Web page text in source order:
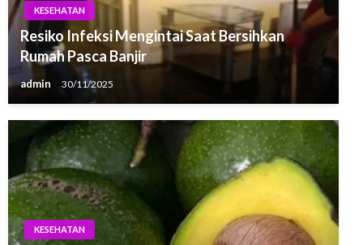
KESEHATAN
Resiko Infeksi Mengintai Saat Bersihkan
Rumah Pasca Banjir
admin 30/11/2025
KESEHATAN